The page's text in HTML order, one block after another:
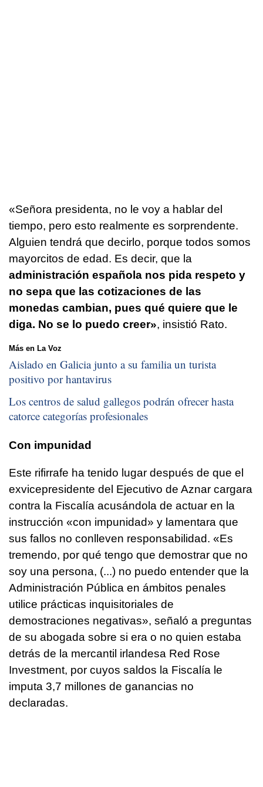
«Señora presidenta, no le voy a hablar del
tiempo, pero esto realmente es sorprendente.
Alguien tendrá que decirlo, porque todos somos
mayorcitos de edad. Es decir, que la
administración española nos pida respeto y
no sepa que las cotizaciones de las
monedas cambian, pues qué quiere que le
diga. No se lo puedo creer», insistió Rato.
Más en La Voz
Aislado en Galicia junto a su familia un turista
positivo por hantavirus
Los centros de salud gallegos podrán ofrecer hasta
catorce categorías profesionales
Con impunidad
Este rifirrafe ha tenido lugar después de que el
exvicepresidente del Ejecutivo de Aznar cargara
contra la Fiscalía acusándola de actuar en la
instrucción «con impunidad» y lamentara que
sus fallos no conlleven responsabilidad. «Es
tremendo, por qué tengo que demostrar que no
soy una persona, (...) no puedo entender que la
Administración Pública en ámbitos penales
utilice prácticas inquisitoriales de
demostraciones negativas», señaló a preguntas
de su abogada sobre si era o no quien estaba
detrás de la mercantil irlandesa Red Rose
Investment, por cuyos saldos la Fiscalía le
imputa 3,7 millones de ganancias no
declaradas.